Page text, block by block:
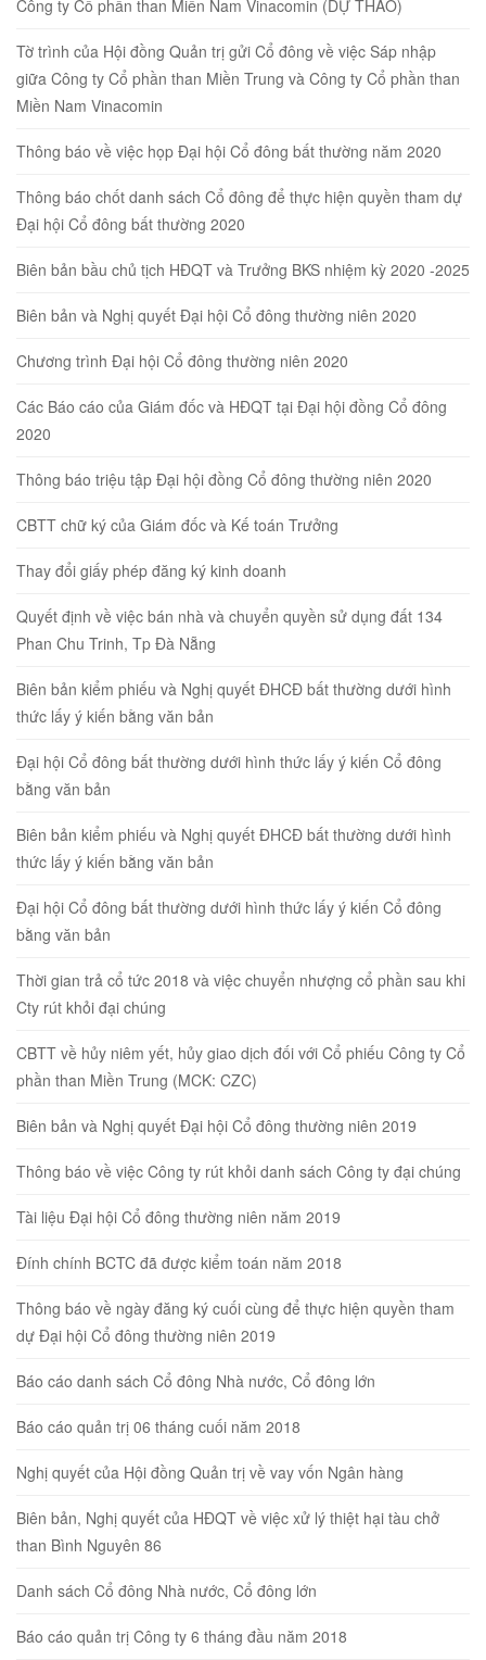
Công ty Cổ phần than Miền Nam Vinacomin (DỰ THẢO)
Tờ trình của Hội đồng Quản trị gửi Cổ đông về việc Sáp nhập
giữa Công ty Cổ phần than Miền Trung và Công ty Cổ phần than
Miền Nam Vinacomin
Thông báo về việc họp Đại hội Cổ đông bất thường năm 2020
Thông báo chốt danh sách Cổ đông để thực hiện quyền tham dự
Đại hội Cổ đông bất thường 2020
Biên bản bầu chủ tịch HĐQT và Trưởng BKS nhiệm kỳ 2020 -2025
Biên bản và Nghị quyết Đại hội Cổ đông thường niên 2020
Chương trình Đại hội Cổ đông thường niên 2020
Các Báo cáo của Giám đốc và HĐQT tại Đại hội đồng Cổ đông
2020
Thông báo triệu tập Đại hội đồng Cổ đông thường niên 2020
CBTT chữ ký của Giám đốc và Kế toán Trưởng
Thay đổi giấy phép đăng ký kinh doanh
Quyết định về việc bán nhà và chuyển quyền sử dụng đất 134
Phan Chu Trinh, Tp Đà Nẵng
Biên bản kiểm phiếu và Nghị quyết ĐHCĐ bất thường dưới hình
thức lấy ý kiến bằng văn bản
Đại hội Cổ đông bất thường dưới hình thức lấy ý kiến Cổ đông
bằng văn bản
Biên bản kiểm phiếu và Nghị quyết ĐHCĐ bất thường dưới hình
thức lấy ý kiến bằng văn bản
Đại hội Cổ đông bất thường dưới hình thức lấy ý kiến Cổ đông
bằng văn bản
Thời gian trả cổ tức 2018 và việc chuyển nhượng cổ phần sau khi
Cty rút khỏi đại chúng
CBTT về hủy niêm yết, hủy giao dịch đối với Cổ phiếu Công ty Cổ
phần than Miền Trung (MCK: CZC)
Biên bản và Nghị quyết Đại hội Cổ đông thường niên 2019
Thông báo về việc Công ty rút khỏi danh sách Công ty đại chúng
Tài liệu Đại hội Cổ đông thường niên năm 2019
Đính chính BCTC đã được kiểm toán năm 2018
Thông báo về ngày đăng ký cuối cùng để thực hiện quyền tham
dự Đại hội Cổ đông thường niên 2019
Báo cáo danh sách Cổ đông Nhà nước, Cổ đông lớn
Báo cáo quản trị 06 tháng cuối năm 2018
Nghị quyết của Hội đồng Quản trị về vay vốn Ngân hàng
Biên bản, Nghị quyết của HĐQT về việc xử lý thiệt hại tàu chở
than Bình Nguyên 86
Danh sách Cổ đông Nhà nước, Cổ đông lớn
Báo cáo quản trị Công ty 6 tháng đầu năm 2018